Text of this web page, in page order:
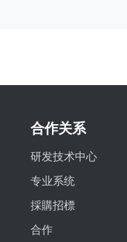
合作关系
研发技术中心
专业系统
採購招標
合作